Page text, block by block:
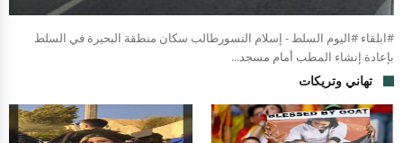
#ابلقاء #اليوم السلط - إسلام النسورطالب سكان منطقة البحيرة في السلط
بإعادة إنشاء المطب أمام مسجد...
تهاني وتريكات